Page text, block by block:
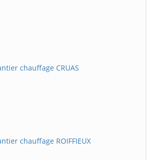
chauffage CRUAS
chauffage ROIFFIEUX